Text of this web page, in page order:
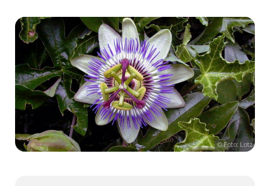
© Foto: Lotz